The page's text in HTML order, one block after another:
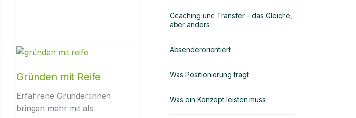
Gründen mit Reife
Erfahrene Gründer:innen
bringen mehr mit als
Coaching und Transfer – das Gleiche,
aber anders
Absenderorientiert
Was Positionierung trägt
Was ein Konzept leisten muss